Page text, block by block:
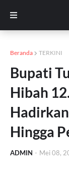
Beranda TERKINI
Bupati
Hibah
Hingga
ADMIN - Mei 08,